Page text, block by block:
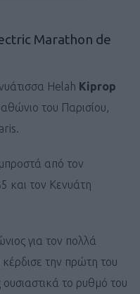
Marathon de
Helah Kiprop
του Παρισίου,
από τον
και τον Κενυάτη
για τον πολλά
την πρώτη του
το ρυθμό του